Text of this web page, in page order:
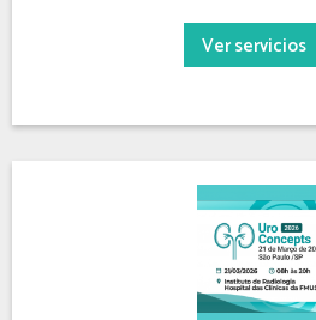
Ver servicios